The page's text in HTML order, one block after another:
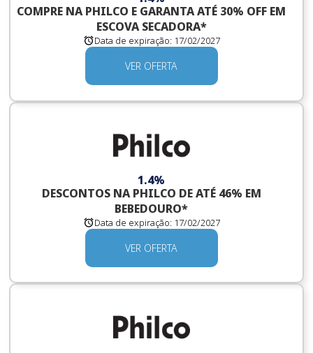
COMPRE NA PHILCO E GARANTA ATÉ 30% OFF EM
ESCOVA SECADORA*
Data de expiração: 17/02/2027
VER OFERTA
1.4%
DESCONTOS NA PHILCO DE ATÉ 46% EM
BEBEDOURO*
Data de expiração: 17/02/2027
VER OFERTA